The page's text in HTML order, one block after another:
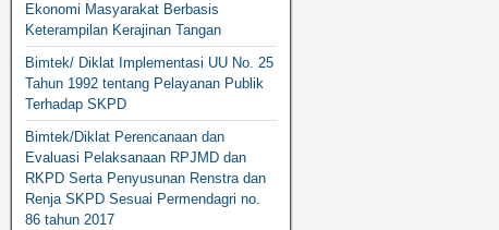
Ekonomi Masyarakat Berbasis
Keterampilan Kerajinan Tangan
Bimtek/ Diklat Implementasi UU No. 25
Tahun 1992 tentang Pelayanan Publik
Terhadap SKPD
Bimtek/Diklat Perencanaan dan
Evaluasi Pelaksanaan RPJMD dan
RKPD Serta Penyusunan Renstra dan
Renja SKPD Sesuai Permendagri no.
86 tahun 2017